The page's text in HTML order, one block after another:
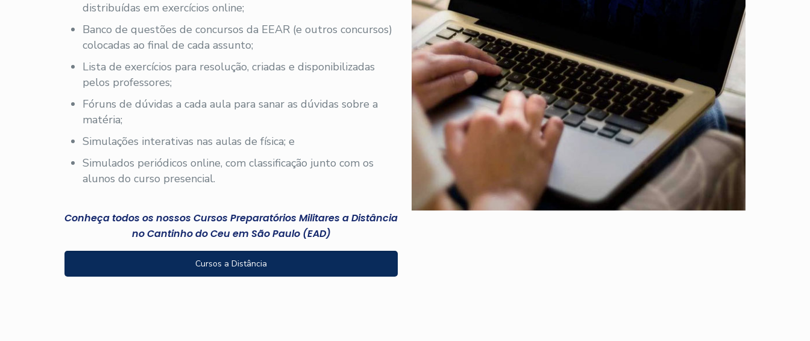
distribuídas em exercícios online;
Banco de questões de concursos da EEAR (e outros concursos)
colocadas ao final de cada assunto;
Lista de exercícios para resolução, criadas e disponibilizadas
pelos professores;
Fóruns de dúvidas a cada aula para sanar as dúvidas sobre a
matéria;
Simulações interativas nas aulas de física; e
Simulados periódicos online, com classificação junto com os
alunos do curso presencial.
Conheça todos os nossos Cursos Preparatórios Militares a Distância
no Cantinho do Ceu em São Paulo (EAD)
Cursos a Distância